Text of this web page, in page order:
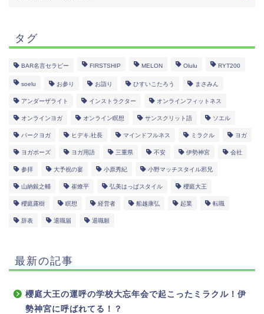
タグ
BAR名言セラピー FIRSTSHIP MELON Olulu RYT200
soelu お参り お詣り ひすいこたろう まさみん
アンダーザライト インストラクター オンラインフィットネス
オンラインヨガ オンライン瞑想 サンスクリット語 ソエル
パークヨガ ヒデキ.社長 マインドフルネス ミラクル ヨガ
ヨガポーズ ヨガ用語 三重県 不安 伊勢神宮 会社
参拝 大予祝の宴 小原秀紀 小野マッチスタイル邪兄
山納銀之輔 崔燎平 弘美はっぱスタイル 櫻庭大王
櫻庭露樹 瞑想 経営者 船越康弘 起業 転職
辞表 退職届 退職願
最新の記事
櫻庭大王の運呼の学校大忘年会で起こったミラクル！伊
勢神宮に呼ばれてる！？